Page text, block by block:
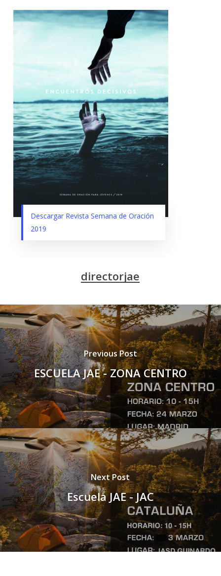
Descargar Revista Semana de Oración
2019
directorjae
Previous Post
ESCUELA JAE - ZONA CENTRO
Next Post
Escuela JAE - JAC